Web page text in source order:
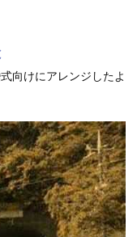
向けにアレンジしたよ